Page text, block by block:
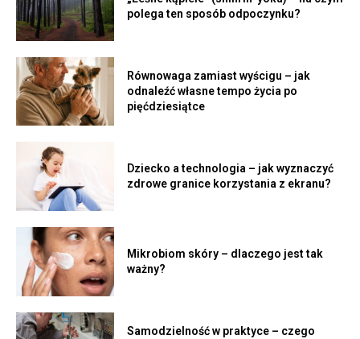
polega ten sposób odpoczynku?
Równowaga zamiast wyścigu – jak
odnaleźć własne tempo życia po
pięćdziesiątce
Dziecko a technologia – jak wyznaczyć
zdrowe granice korzystania z ekranu?
Mikrobiom skóry – dlaczego jest tak
ważny?
Samodzielność w praktyce – czego